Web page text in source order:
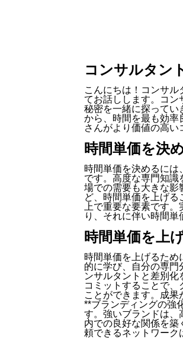
コンサルタン
こんにちは！コンサ
てお話しします。コン
秘密を一緒に探ってい
から、時間を最も効率
さんがより価値の高い
時間単価を決
時間単価を決めるに
です。高度な専門知
場での需要も大きな影
ど、時間単価を上げ
上で重要な要素です
り、それに伴い時間単
時間単価を上
時間単価を上げるため
的に学び、自分の専門
ンサルタントと差別化
コミットすることで
ことができます。成
**ブランディングの強
す。強いブランドは、
内での良好な関係を
頼できるネットワーク